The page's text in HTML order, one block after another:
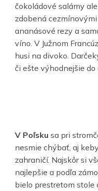
čokoládové salámy
zdobená
ananásové rezy a
víno. V Južnom
husi na divoko.
či ešte výhodnejšie do
V Poľsku sa pri
nesmie chýbať, aj
zahraničí. Najskôr si
najlepšie a podľa
bielo prestretom stole